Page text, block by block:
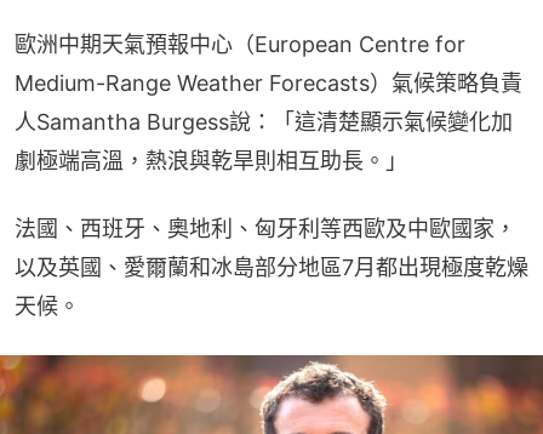
歐洲中期天氣預報中心（European Centre for
Medium-Range Weather Forecasts）氣候策略負責
人Samantha Burgess說：「這清楚顯示氣候變化加
劇極端高溫，熱浪與乾旱則相互助長。」
法國、西班牙、奧地利、匈牙利等西歐及中歐國家，
以及英國、愛爾蘭和冰島部分地區7月都出現極度乾燥
天候。